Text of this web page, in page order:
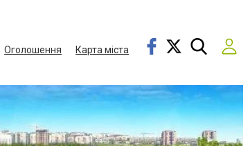
Оголошення
Карта міста